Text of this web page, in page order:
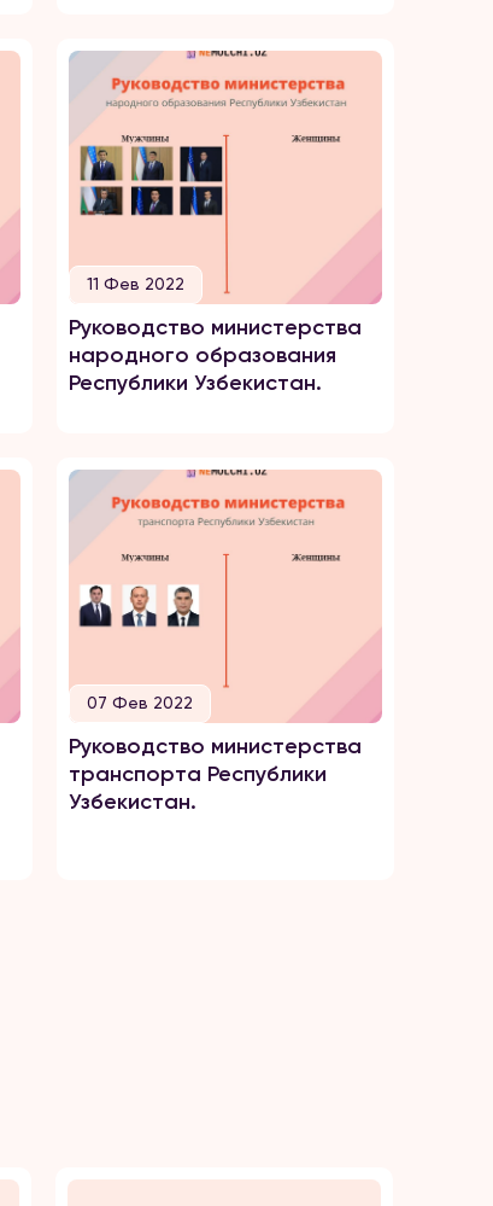
11 Фев 2022
Руководство министерства
народного образования
Республики Узбекистан.
07 Фев 2022
Руководство министерства
транспорта Республики
Узбекистан.